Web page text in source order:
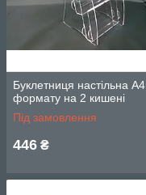
Буклетниця настільна А4
формату на 2 кишені
Під замовлення
446 ₴